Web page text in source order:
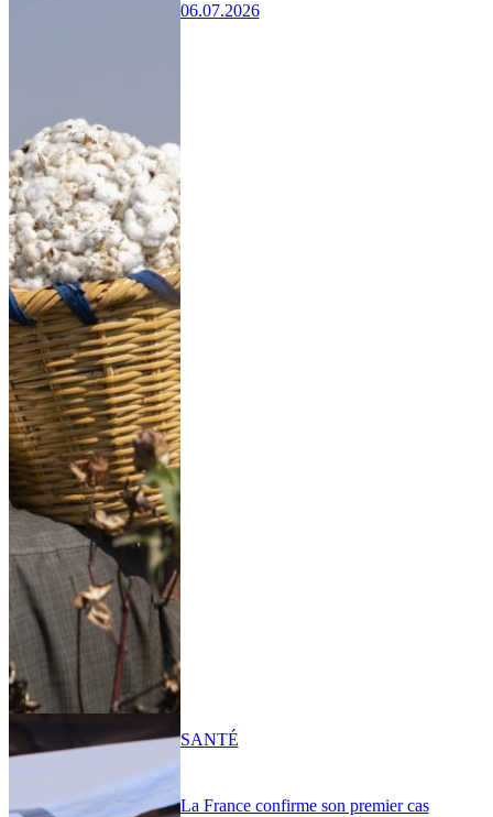
06.07.2026
La France confirme son premier cas
SANTÉ